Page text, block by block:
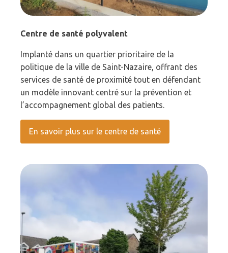
Centre de santé polyvalent
Implanté dans un quartier prioritaire de la
politique de la ville de Saint-Nazaire, offrant des
services de santé de proximité tout en défendant
un modèle innovant centré sur la prévention et
l’accompagnement global des patients.
En savoir plus sur le centre de santé